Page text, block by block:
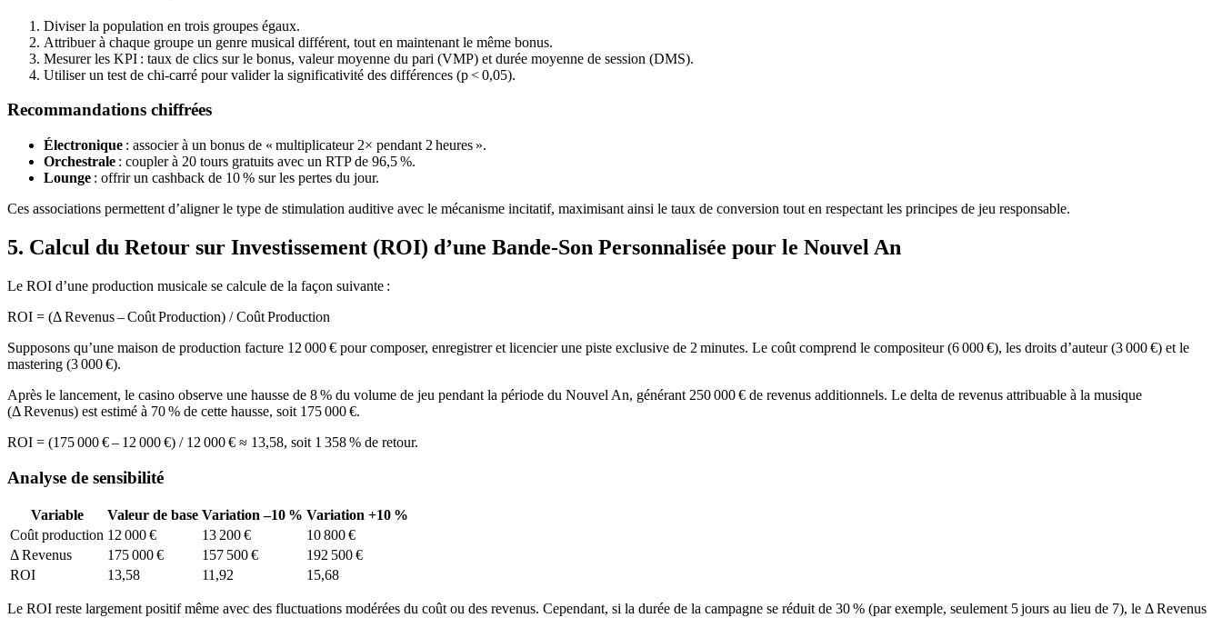
Diviser la population en trois groupes égaux.
Attribuer à chaque groupe un genre musical différent, tout en maintenant le même bonus.
Mesurer les KPI : taux de clics sur le bonus, valeur moyenne du pari (VMP) et durée moyenne de session (DMS).
Utiliser un test de chi‑carré pour valider la significativité des différences (p < 0,05).
Recommandations chiffrées
Électronique : associer à un bonus de « multiplicateur 2× pendant 2 heures ».
Orchestrale : coupler à 20 tours gratuits avec un RTP de 96,5 %.
Lounge : offrir un cashback de 10 % sur les pertes du jour.
Ces associations permettent d’aligner le type de stimulation auditive avec le mécanisme incitatif, maximisant ainsi le taux de conversion tout en respectant les principes de jeu responsable.
5. Calcul du Retour sur Investissement (ROI) d’une Bande‑Son Personnalisée pour le Nouvel An
Le ROI d’une production musicale se calcule de la façon suivante :
ROI = (Δ Revenus – Coût Production) / Coût Production
Supposons qu’une maison de production facture 12 000 € pour composer, enregistrer et licencier une piste exclusive de 2 minutes. Le coût comprend le compositeur (6 000 €), les droits d’auteur (3 000 €) et le
mastering (3 000 €).
Après le lancement, le casino observe une hausse de 8 % du volume de jeu pendant la période du Nouvel An, générant 250 000 € de revenus additionnels. Le delta de revenus attribuable à la musique
(Δ Revenus) est estimé à 70 % de cette hausse, soit 175 000 €.
ROI = (175 000 € – 12 000 €) / 12 000 € ≈ 13,58, soit 1 358 % de retour.
Analyse de sensibilité
Variable Valeur de base Variation –10 % Variation +10 %
Coût production 12 000 € 13 200 €
10 800 €
Δ Revenus
175 000 € 157 500 €
192 500 €
ROI
13,58 11,92 15,68
Le ROI reste largement positif même avec des fluctuations modérées du coût ou des revenus. Cependant, si la durée de la campagne se réduit de 30 % (par exemple, seulement 5 jours au lieu de 7), le Δ Revenus